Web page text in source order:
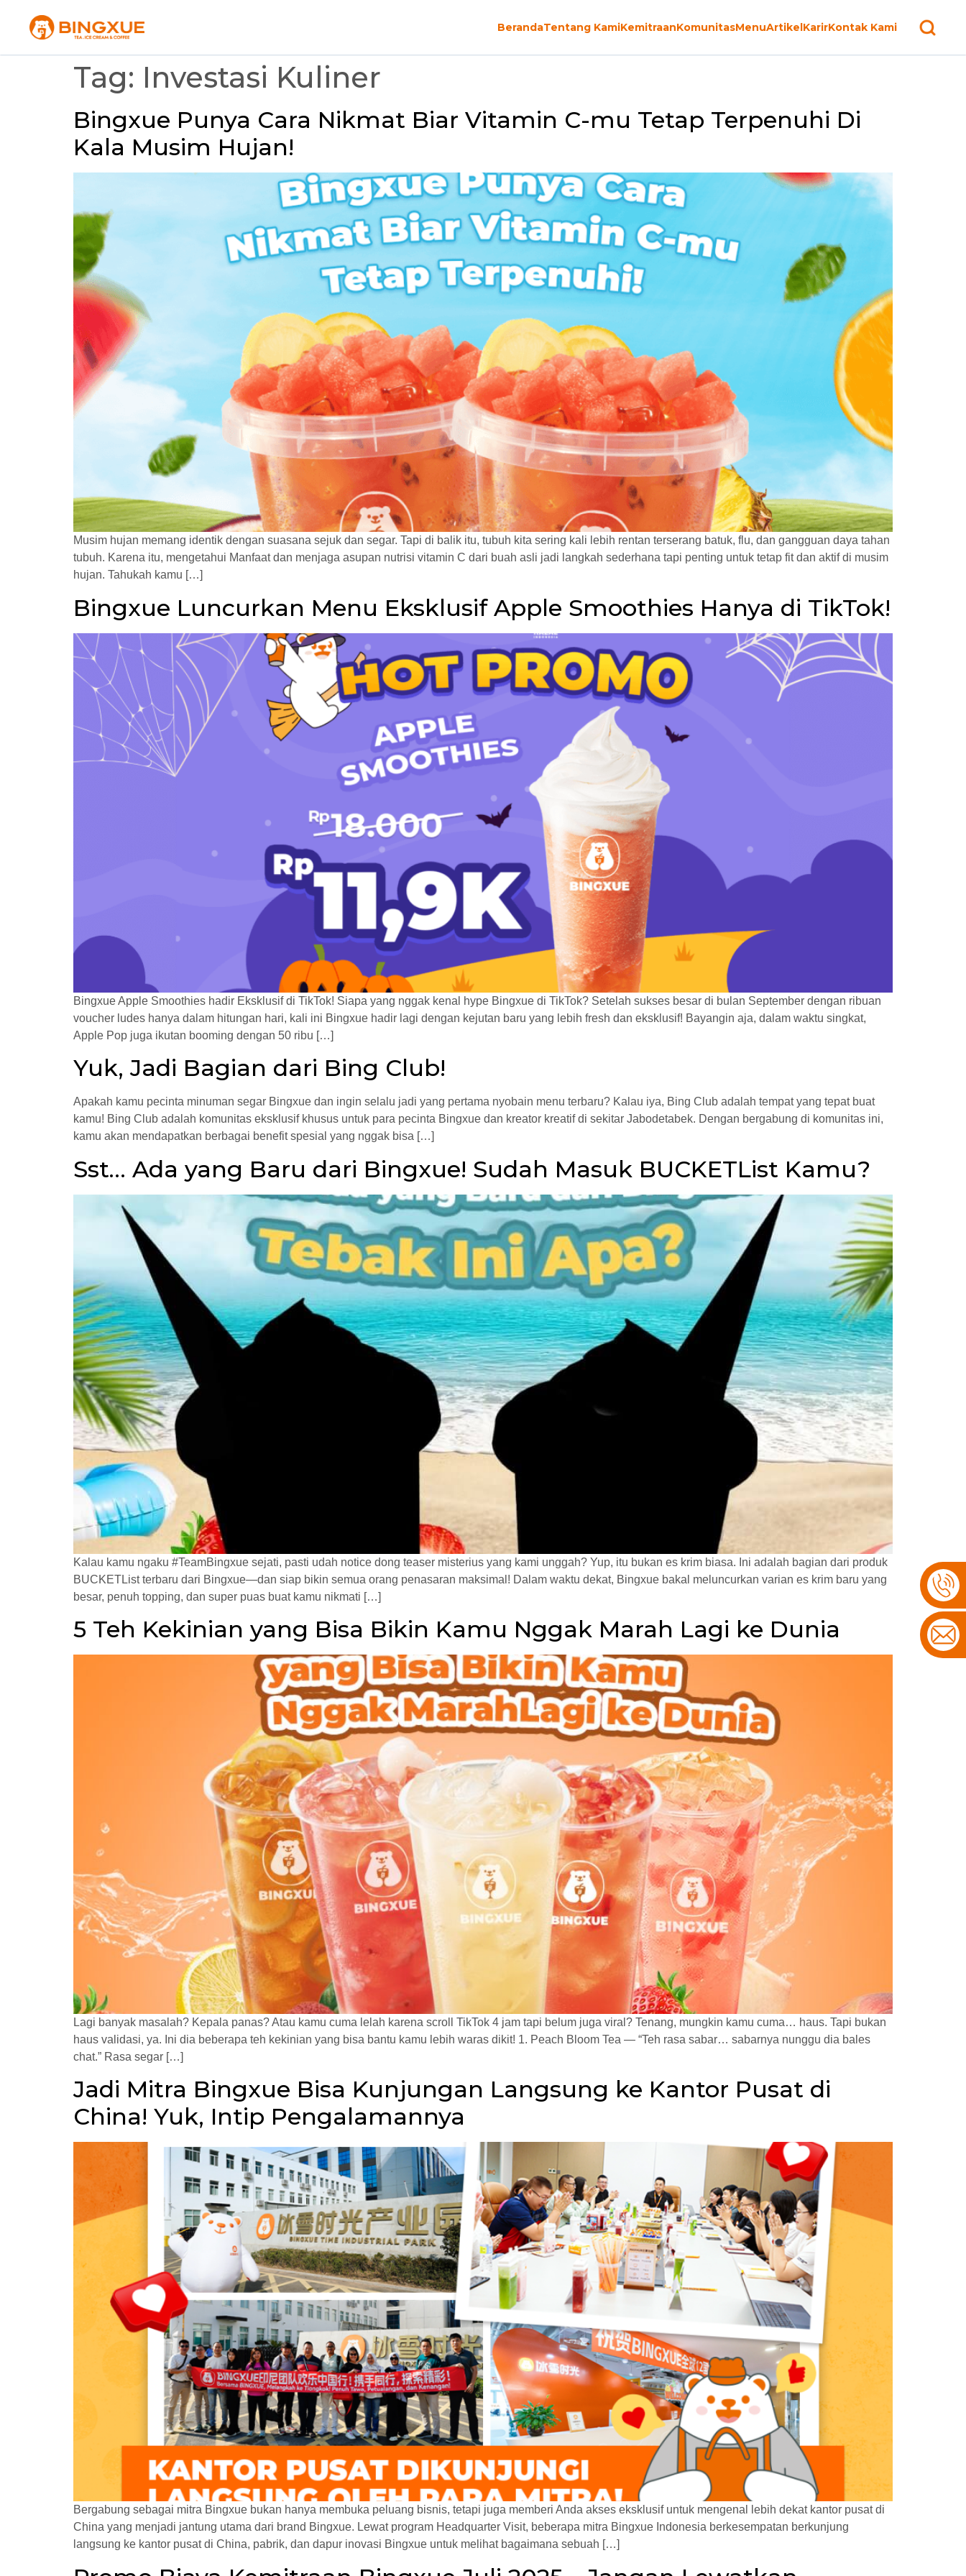
BerandaTentang KamiKemitraanKomunitasMenuArtikelKarirKontak Kami
Tag: Investasi Kuliner
Bingxue Punya Cara Nikmat Biar Vitamin C-mu Tetap Terpenuhi Di
Kala Musim Hujan!
Musim hujan memang identik dengan suasana sejuk dan segar. Tapi di balik itu, tubuh kita sering kali lebih rentan terserang batuk, flu, dan gangguan daya tahan
tubuh. Karena itu, mengetahui Manfaat dan menjaga asupan nutrisi vitamin C dari buah asli jadi langkah sederhana tapi penting untuk tetap fit dan aktif di musim
hujan. Tahukah kamu […]
Bingxue Luncurkan Menu Eksklusif Apple Smoothies Hanya di TikTok!
Bingxue Apple Smoothies hadir Eksklusif di TikTok! Siapa yang nggak kenal hype Bingxue di TikTok? Setelah sukses besar di bulan September dengan ribuan
voucher ludes hanya dalam hitungan hari, kali ini Bingxue hadir lagi dengan kejutan baru yang lebih fresh dan eksklusif! Bayangin aja, dalam waktu singkat,
Apple Pop juga ikutan booming dengan 50 ribu […]
Yuk, Jadi Bagian dari Bing Club!
Apakah kamu pecinta minuman segar Bingxue dan ingin selalu jadi yang pertama nyobain menu terbaru? Kalau iya, Bing Club adalah tempat yang tepat buat
kamu! Bing Club adalah komunitas eksklusif khusus untuk para pecinta Bingxue dan kreator kreatif di sekitar Jabodetabek. Dengan bergabung di komunitas ini,
kamu akan mendapatkan berbagai benefit spesial yang nggak bisa […]
Sst… Ada yang Baru dari Bingxue! Sudah Masuk BUCKETList Kamu?
Kalau kamu ngaku #TeamBingxue sejati, pasti udah notice dong teaser misterius yang kami unggah? Yup, itu bukan es krim biasa. Ini adalah bagian dari produk
BUCKETList terbaru dari Bingxue—dan siap bikin semua orang penasaran maksimal! Dalam waktu dekat, Bingxue bakal meluncurkan varian es krim baru yang
besar, penuh topping, dan super puas buat kamu nikmati […]
5 Teh Kekinian yang Bisa Bikin Kamu Nggak Marah Lagi ke Dunia
Lagi banyak masalah? Kepala panas? Atau kamu cuma lelah karena scroll TikTok 4 jam tapi belum juga viral? Tenang, mungkin kamu cuma… haus. Tapi bukan
haus validasi, ya. Ini dia beberapa teh kekinian yang bisa bantu kamu lebih waras dikit! 1. Peach Bloom Tea — “Teh rasa sabar… sabarnya nunggu dia bales
chat.” Rasa segar […]
Jadi Mitra Bingxue Bisa Kunjungan Langsung ke Kantor Pusat di
China! Yuk, Intip Pengalamannya
Bergabung sebagai mitra Bingxue bukan hanya membuka peluang bisnis, tetapi juga memberi Anda akses eksklusif untuk mengenal lebih dekat kantor pusat di
China yang menjadi jantung utama dari brand Bingxue. Lewat program Headquarter Visit, beberapa mitra Bingxue Indonesia berkesempatan berkunjung
langsung ke kantor pusat di China, pabrik, dan dapur inovasi Bingxue untuk melihat bagaimana sebuah […]